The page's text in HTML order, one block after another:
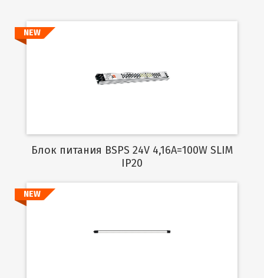
Подробнее
NEW
Блок питания BSPS 24V 4,16A=100W SLIM
IP20
NEW